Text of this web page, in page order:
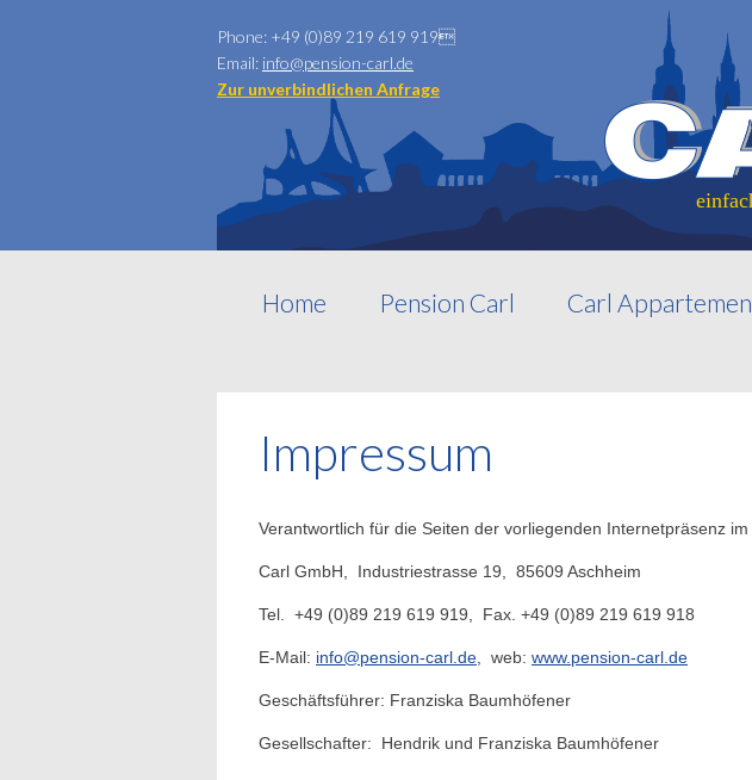
Phone: +49 (0)89 219 619 919
Email: info@pension-carl.de
Zur unverbindlichen Anfrage
Home Pension Carl Carl
Impressum
Verantwortlich für die Seiten der vorliegenden Internetpräsenz
Carl GmbH, Industriestrasse 19, 85609 Aschheim
Tel. +49 (0)89 219 619 919, Fax. +49 (0)89 219 619 918
E-Mail: info@pension-carl.de , web: www.pension-carl.de
Geschäftsführer: Franziska Baumhöfener
Gesellschafter: Hendrik und Franziska Baumhöfener